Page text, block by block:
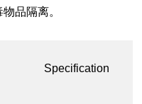
品隔离。
Specification